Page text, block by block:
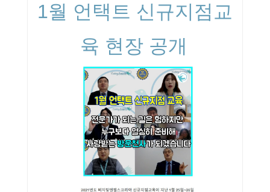
1월 언택트 신규지점교
육 현장 공개